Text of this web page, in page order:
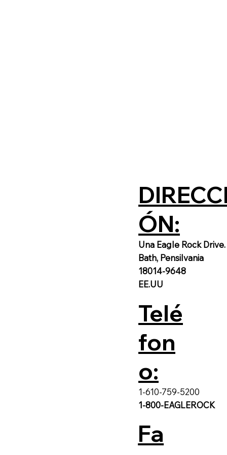
ÓN:
Una Eagle Rock Drive.
Bath, Pensilvania
18014-9648
EE.UU
Telé
fon
o:
1-610-759-5200
1-800-EAGLEROCK
Fa